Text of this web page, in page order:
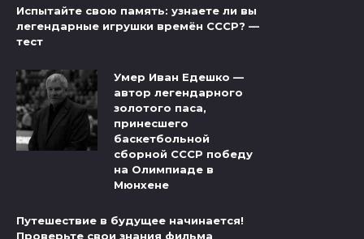
Испытайте свою память: узнаете ли вы
легендарные игрушки времён СССР? —
тест
Умер Иван Едешко —
автор легендарного
золотого паса,
принесшего
баскетбольной
сборной СССР победу
на Олимпиаде в
Мюнхене
Путешествие в будущее начинается!
Проверьте свои знания фильма